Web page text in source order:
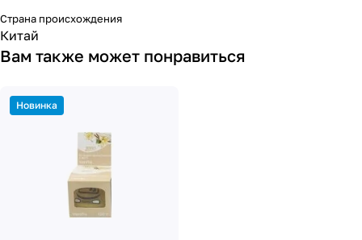
Страна происхождения
Китай
Вам также может понравиться
Новинка